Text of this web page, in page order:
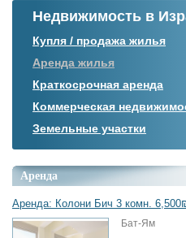
Недвижимость в
Купля / продажа жилья
Аренда жилья
Краткосрочная аренда
Коммерческая
Земельные участки
Аренда
Аренда: Колони Бич 3 комн.
Бат-Ям